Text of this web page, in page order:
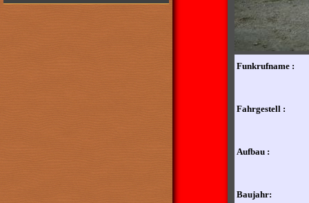
Funkrufname :
Fahrgestell :
Aufbau :
Baujahr: